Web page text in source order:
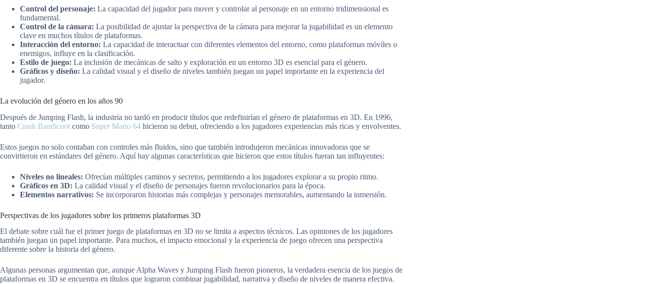
Control del personaje: La capacidad del jugador para mover y controlar al personaje en un entorno tridimensional es
fundamental.
Control de la cámara: La posibilidad de ajustar la perspectiva de la cámara para mejorar la jugabilidad es un elemento
clave en muchos títulos de plataformas.
Interacción del entorno: La capacidad de interactuar con diferentes elementos del entorno, como plataformas móviles o
enemigos, influye en la clasificación.
Estilo de juego: La inclusión de mecánicas de salto y exploración en un entorno 3D es esencial para el género.
Gráficos y diseño: La calidad visual y el diseño de niveles también juegan un papel importante en la experiencia del
jugador.
La evolución del género en los años 90
Después de Jumping Flash, la industria no tardó en producir títulos que redefinirían el género de plataformas en 3D. En 1996,
tanto Crash Bandicoot como Super Mario 64 hicieron su debut, ofreciendo a los jugadores experiencias más ricas y envolventes.
Estos juegos no solo contaban con controles más fluidos, sino que también introdujeron mecánicas innovadoras que se
convirtieron en estándares del género. Aquí hay algunas características que hicieron que estos títulos fueran tan influyentes:
Niveles no lineales: Ofrecían múltiples caminos y secretos, permitiendo a los jugadores explorar a su propio ritmo.
Gráficos en 3D: La calidad visual y el diseño de personajes fueron revolucionarios para la época.
Elementos narrativos: Se incorporaron historias más complejas y personajes memorables, aumentando la inmersión.
Perspectivas de los jugadores sobre los primeros plataformas 3D
El debate sobre cuál fue el primer juego de plataformas en 3D no se limita a aspectos técnicos. Las opiniones de los jugadores
también juegan un papel importante. Para muchos, el impacto emocional y la experiencia de juego ofrecen una perspectiva
diferente sobre la historia del género.
Algunas personas argumentan que, aunque Alpha Waves y Jumping Flash fueron pioneros, la verdadera esencia de los juegos de
plataformas en 3D se encuentra en títulos que lograron combinar jugabilidad, narrativa y diseño de niveles de manera efectiva.